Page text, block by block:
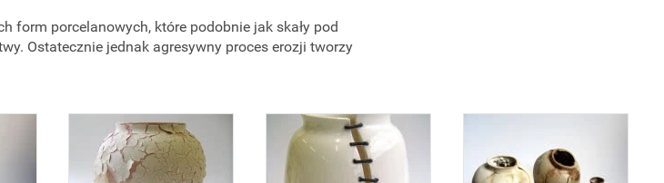
form porcelanowych, które podobnie jak skały pod
Ostatecznie jednak agresywny proces erozji tworzy